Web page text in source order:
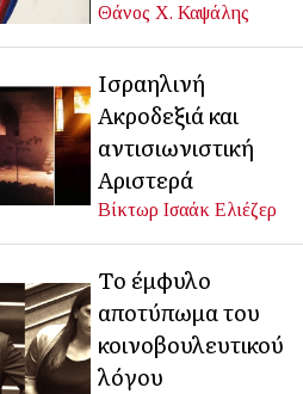
Θάνος Χ. Καψάλης
Ισραηλινή
Ακροδεξιά και
αντισιωνιστική
Αριστερά
Βίκτωρ Ισαάκ Ελιέζερ
Το έμφυλο
αποτύπωμα του
κοινοβουλευτικού
λόγου